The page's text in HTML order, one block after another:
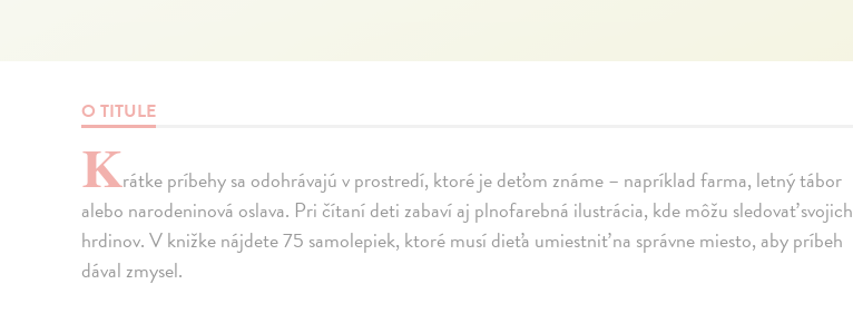
O TITULE
Krátke príbehy sa odohrávajú v prostredí, ktoré je deťom známe – napríklad farma, letný tábor
alebo narodeninová oslava. Pri čítaní deti zabaví aj plnofarebná ilustrácia, kde môžu sledovať svojich
hrdinov. V knižke nájdete 75 samolepiek, ktoré musí dieťa umiestniť na správne miesto, aby príbeh
dával zmysel.